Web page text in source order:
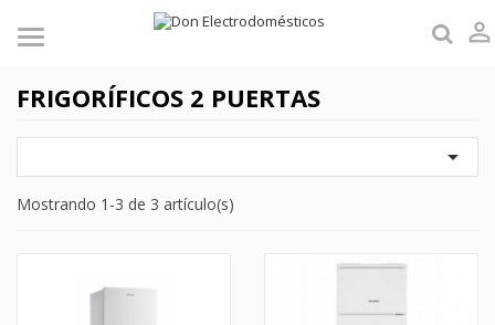

FRIGORÍFICOS 2 PUERTAS

Mostrando 1-3 de 3 artículo(s)